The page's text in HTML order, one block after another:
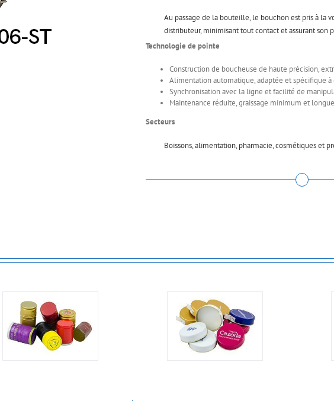
Au passage de la bouteille, le bouchon est pris à la
distributeur, minimisant tout contact et assurant son
Technologie de pointe
Construction de boucheuse de haute précision,
Alimentation automatique, adaptée et spécifique à
Synchronisation avec la ligne et facilité de
Maintenance réduite, graissage minimum et
Secteurs
Boissons, alimentation, pharmacie, cosmétiques et